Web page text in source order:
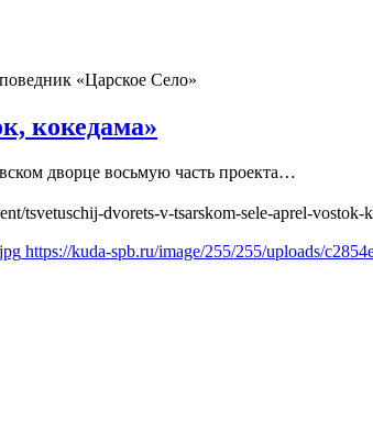
«Царское Село»
кокедама»
дворце восьмую часть проекта…
tsvetuschij-dvorets-v-tsarskom-sele-aprel-vostok-
https://kuda-spb.ru/image/255/255/uploads/